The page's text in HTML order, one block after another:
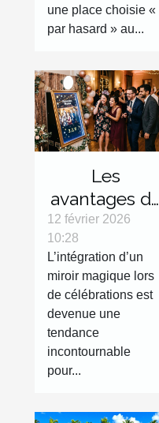
une place choisie «
par hasard » au...
Les
avantages de
l'intégration
d'un miroir
magique lors
de
célébrations
12 février 2026
10:28
L’intégration d’un
miroir magique lors
de célébrations est
devenue une
tendance
incontournable
pour...